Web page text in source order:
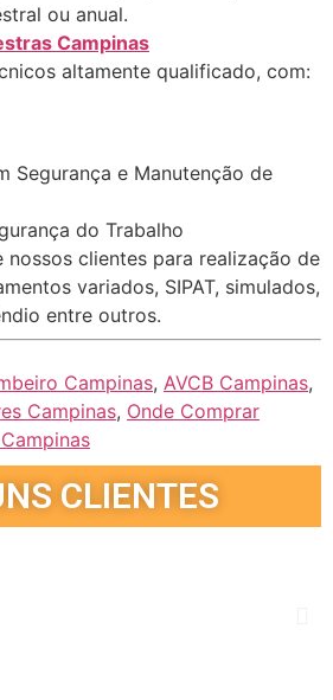
ou anual.
Campinas
altamente qualificado, com:
Segurança e Manutenção de
do Trabalho
nossos clientes para realização de
variados, SIPAT, simulados,
entre outros.
Campinas, AVCB Campinas,
Campinas, Onde Comprar
CLIENTES